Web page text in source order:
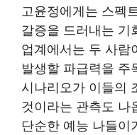
고윤정에게는 스펙
갈증을 드러내는 기
업계에서는 두 사람
발생할 파급력을 주
시나리오가 이들의
것이라는 관측도 나
단순한 예능 나들이